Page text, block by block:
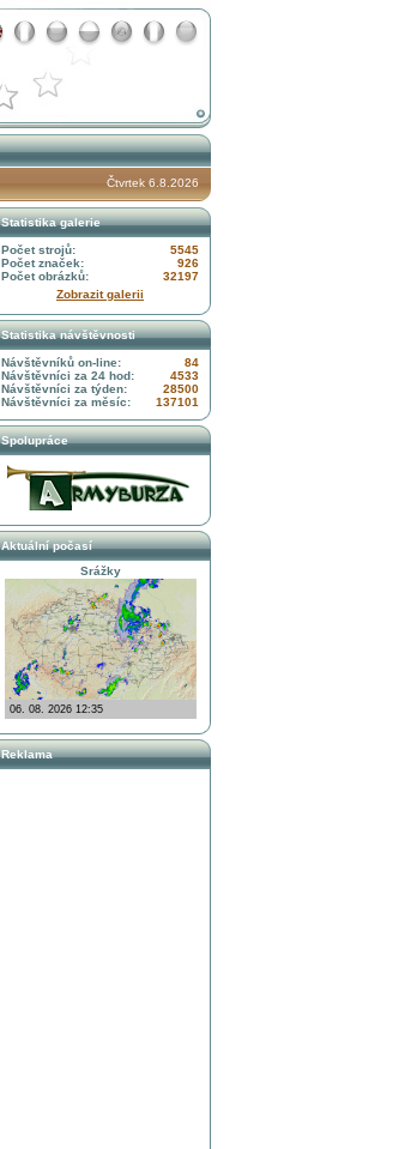
Statistika galerie
5545
Počet strojů:
926
Počet značek:
32197
Počet obrázků:
Zobrazit galerii
Statistika návštěvnosti
84
Návštěvníků on-line:
4533
Návštěvníci za 24 hod:
28500
Návštěvníci za týden:
137101
Návštěvníci za měsíc:
Spolupráce
Aktuální počasí
Srážky
Reklama
Čtvrtek 6.8.2026